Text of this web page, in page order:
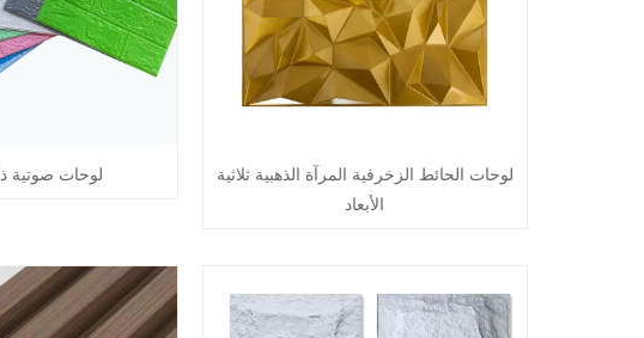
لوحات الحائط الزخرفية المرآة الذهبية ثلاثية
الأبعاد
لوحات صوتية